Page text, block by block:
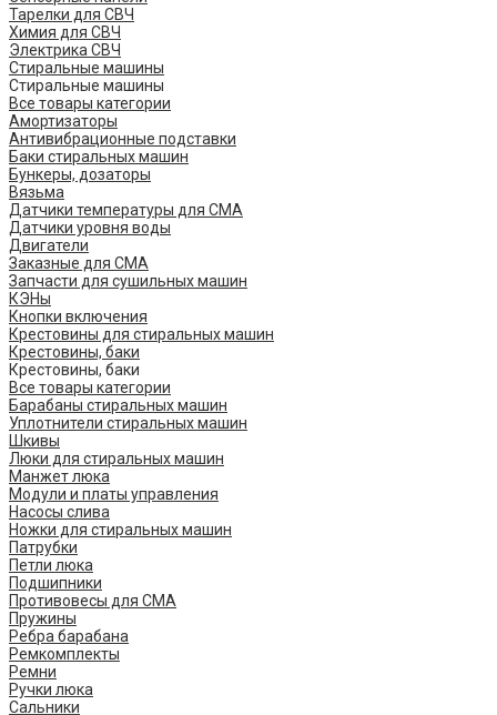
Тарелки для СВЧ
Химия для СВЧ
Электрика СВЧ
Стиральные машины
Стиральные машины
Все товары категории
Амортизаторы
Антивибрационные подставки
Баки стиральных машин
Бункеры, дозаторы
Вязьма
Датчики температуры для СМА
Датчики уровня воды
Двигатели
Заказные для СМА
Запчасти для сушильных машин
КЭНы
Кнопки включения
Крестовины для стиральных машин
Крестовины, баки
Крестовины, баки
Все товары категории
Барабаны стиральных машин
Уплотнители стиральных машин
Шкивы
Люки для стиральных машин
Манжет люка
Модули и платы управления
Насосы слива
Ножки для стиральных машин
Патрубки
Петли люка
Подшипники
Противовесы для СМА
Пружины
Ребра барабана
Ремкомплекты
Ремни
Ручки люка
Сальники